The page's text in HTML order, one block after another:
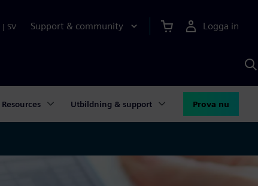
| SV Support & community Logga in
Resources Utbildning & support Prova nu